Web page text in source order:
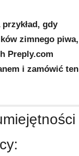
gdy
zimnego piwa,
Preply.com
i zamówić ten